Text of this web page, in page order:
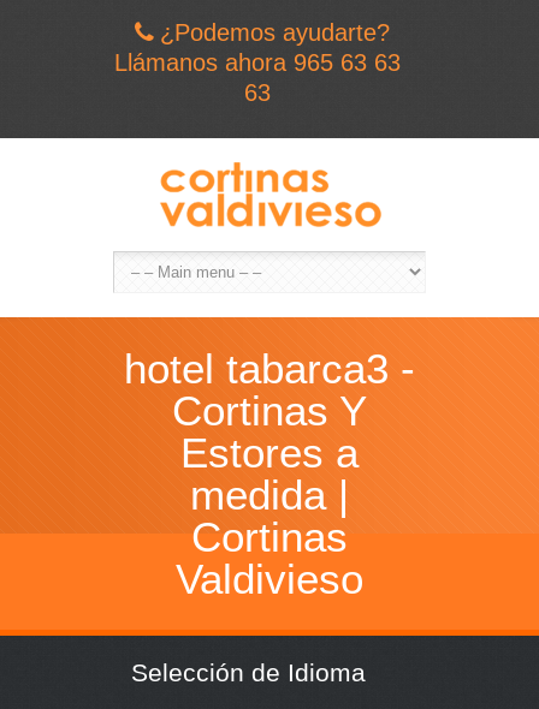
¿Podemos ayudarte?
Llámanos ahora 965 63 63
63
hotel tabarca3 -
Cortinas Y
Estores a
medida |
Cortinas
Valdivieso
Selección de Idioma